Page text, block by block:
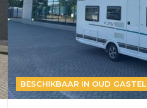
BESCHIKBAAR IN OUD GASTEL
OUD GASTEL
Adria Eriba Hymer Knaus